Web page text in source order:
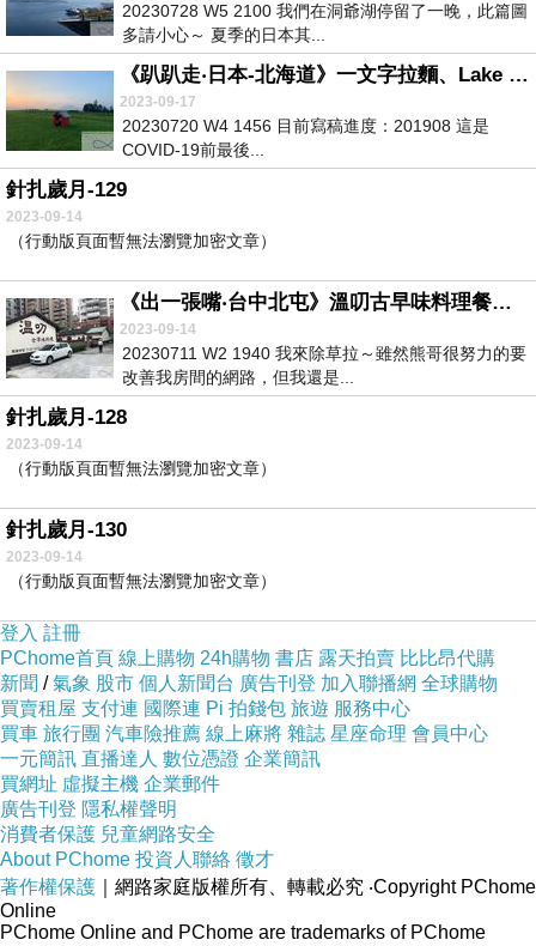
20230728 W5 2100 我們在洞爺湖停留了一晚，此篇圖
多請小心～ 夏季的日本其...
《趴趴走‧日本-北海道》一文字拉麵、Lake hill farm冰淇淋、洞爺湖溫泉大和旅-分
2023-09-17
20230720 W4 1456 目前寫稿進度：201908 這是
COVID-19前最後...
針扎歲月-129
2023-09-14
（行動版頁面暫無法瀏覽加密文章）
《出一張嘴‧台中北屯》溫叨古早味料理餐廳＊米其林必比登
2023-09-14
20230711 W2 1940 我來除草拉～雖然熊哥很努力的要
改善我房間的網路，但我還是...
針扎歲月-128
2023-09-14
（行動版頁面暫無法瀏覽加密文章）
針扎歲月-130
2023-09-14
（行動版頁面暫無法瀏覽加密文章）
登入 註冊
PChome首頁 線上購物 24h購物 書店 露天拍賣 比比昂代購
新聞 /氣象 股市 個人新聞台 廣告刊登 加入聯播網 全球購物
買賣租屋 支付連 國際連 Pi 拍錢包 旅遊 服務中心
買車 旅行團 汽車險推薦 線上麻將 雜誌 星座命理 會員中心
一元簡訊 直播達人 數位憑證 企業簡訊
買網址 虛擬主機 企業郵件
廣告刊登 隱私權聲明
消費者保護 兒童網路安全
About PChome 投資人聯絡 徵才
著作權保護 ｜網路家庭版權所有、轉載必究 ‧Copyright PChome
Online
PChome Online and PChome are trademarks of PChome